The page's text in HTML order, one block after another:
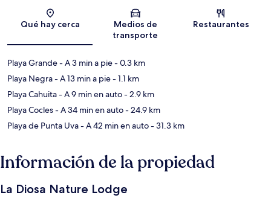
Qué hay cerca
Medios de
transporte
Restaurantes
Playa Grande- A 3 min a pie- 0.3 km
Playa Negra- A 13 min a pie- 1.1 km
Playa Cahuita- A 9 min en auto- 2.9 km
Playa Cocles- A 34 min en auto- 24.9 km
Playa de Punta Uva- A 42 min en auto- 31.3 km
Información de la propiedad
La Diosa Nature Lodge